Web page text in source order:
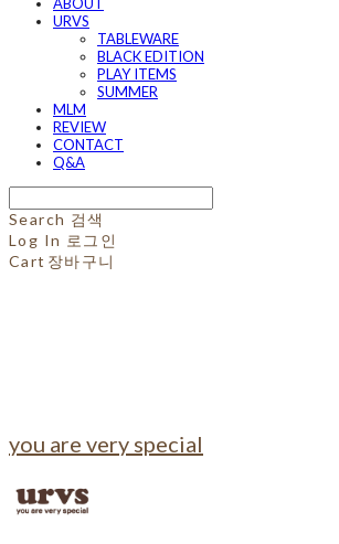
URVS
TABLEWARE
BLACK EDITION
PLAY ITEMS
SUMMER
MLM
REVIEW
CONTACT
Q&A
Search 검색
Log In 로그인
Cart 장바구니
you are very special